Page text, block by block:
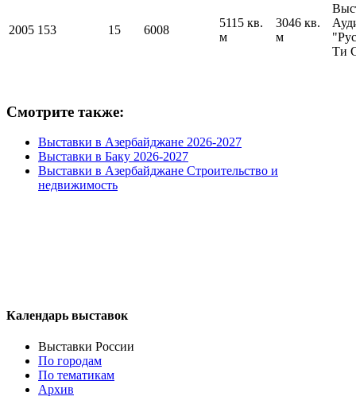
2005 153 15 6008
5115 кв.
м
3046 кв.
м
Ти
Смотрите также:
Выставки в Азербайджане 2026-2027
Выставки в Баку 2026-2027
Выставки в Азербайджане Строительство и
недвижимость
Календарь выставок
Выставки России
По городам
По тематикам
Архив